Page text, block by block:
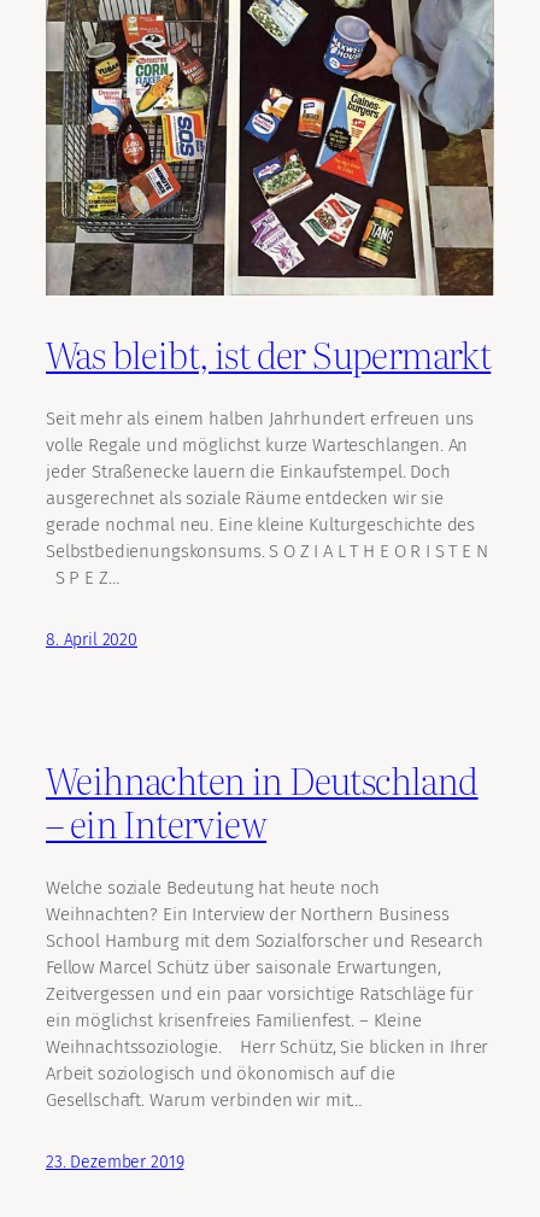
Was bleibt, ist der Supermarkt
Seit mehr als einem halben Jahrhundert erfreuen uns
volle Regale und möglichst kurze Warteschlangen. An
jeder Straßenecke lauern die Einkaufstempel. Doch
ausgerechnet als soziale Räume entdecken wir sie
gerade nochmal neu. Eine kleine Kulturgeschichte des
Selbstbedienungskonsums. S O Z I A L T H E O R I S T E N
S P E Z…
8. April 2020
Weihnachten in Deutschland
– ein Interview
Welche soziale Bedeutung hat heute noch
Weihnachten? Ein Interview der Northern Business
School Hamburg mit dem Sozialforscher und Research
Fellow Marcel Schütz über saisonale Erwartungen,
Zeitvergessen und ein paar vorsichtige Ratschläge für
ein möglichst krisenfreies Familienfest. – Kleine
Weihnachtssoziologie. Herr Schütz, Sie blicken in Ihrer
Arbeit soziologisch und ökonomisch auf die
Gesellschaft. Warum verbinden wir mit…
23. Dezember 2019